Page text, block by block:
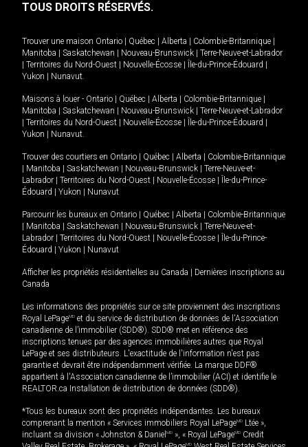
TOUS DROITS RÉSERVÉS.
Trouver une maison Ontario Québec Alberta Colombie-Britannique
Manitoba
Saskatchewan Nouveau-Brunswick
Terre-Neuve-et-Labrador
Territoires du Nord-Ouest Nouvelle-Écosse Île-du-Prince-Édouard
Yukon
Nunavut.
Maisons à louer - Ontario Québec Alberta Colombie-Britannique
Manitoba
Saskatchewan Nouveau-Brunswick
Terre-Neuve-et-Labrador
Territoires du Nord-Ouest Nouvelle-Écosse Île-du-Prince-Édouard
Yukon
Nunavut.
Trouver des courtiers en Ontario Québec Alberta
Colombie-Britannique
Manitoba Saskatchewan Nouveau-Brunswick
Terre-Neuve-et-
Labrador
Territoires du Nord-Ouest Nouvelle-Écosse
Île-du-Prince-
Édouard
Yukon Nunavut
Parcourir les bureaux en Ontario Québec Alberta
Colombie-Britannique
Manitoba Saskatchewan Nouveau-Brunswick
Terre-Neuve-et-
Labrador
Territoires du Nord-Ouest Nouvelle-Écosse
Île-du-Prince-
Édouard
Yukon Nunavut
Afficher les propriétés résidentielles au Canada
Dernières inscriptions au
Canada
Les informations des propriétés sur ce site proviennent des inscriptions
Royal LePageMD et du service de distribution de données de l'Association
canadienne de l’immobilier (SDD®). SDD® met en référence des
inscriptions tenues par des agences immobilières autres que Royal
LePage et ses distributeurs. L'exactitude de l'information n'est pas
garantie et devrait être indépendamment vérifiée. La marque DDF®
appartient à l'Association canadienne de l’immobilier (ACI) et identifie le
REALTOR.ca Installation de distribution de données (SDD®).
*Tous les bureaux sont des propriétés indépendantes. Les bureaux
comprenant la mention « Services immobiliers Royal LePageMD Ltée »,
incluant sa division « Johnston & Daniel MD », « Royal LePageMD Credit
MD